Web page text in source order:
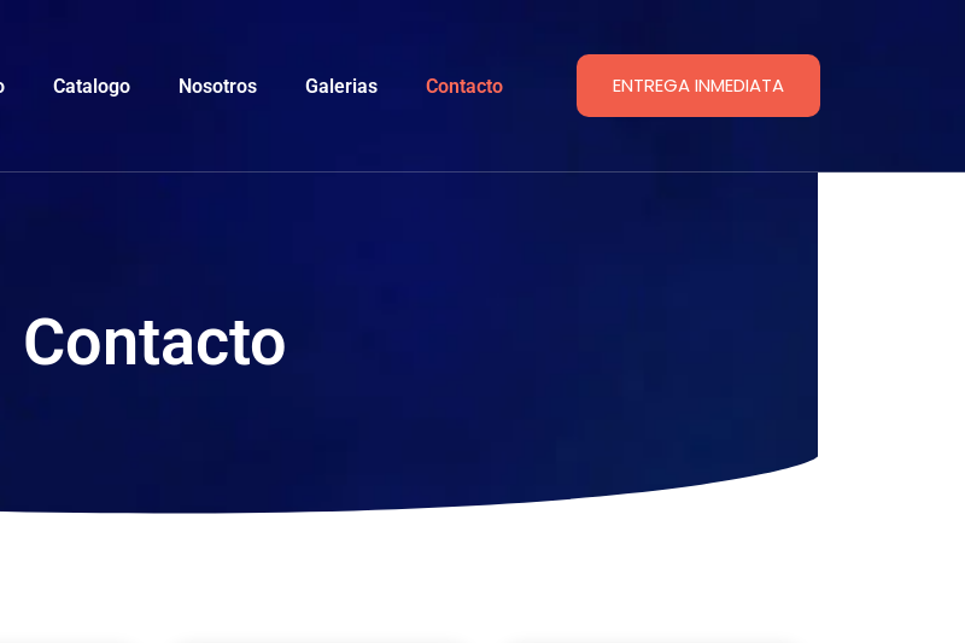
Catalogo Nosotros Galerias Contacto ENTREGA INMEDIATA
Contacto